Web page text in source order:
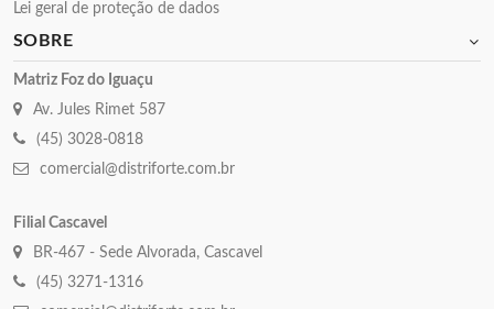
Lei geral de proteção de dados
SOBRE
Matriz Foz do Iguaçu
Av. Jules Rimet 587
(45) 3028-0818
comercial@distriforte.com.br
Filial Cascavel
BR-467 - Sede Alvorada, Cascavel
(45) 3271-1316